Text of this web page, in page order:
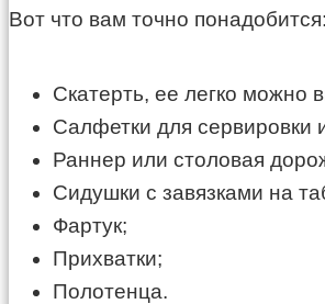
Вот что вам точно понадобится:
Скатерть, ее легко можно
Салфетки для сервировки
Раннер или столовая
Сидушки с завязками на
Фартук;
Прихватки;
Полотенца.